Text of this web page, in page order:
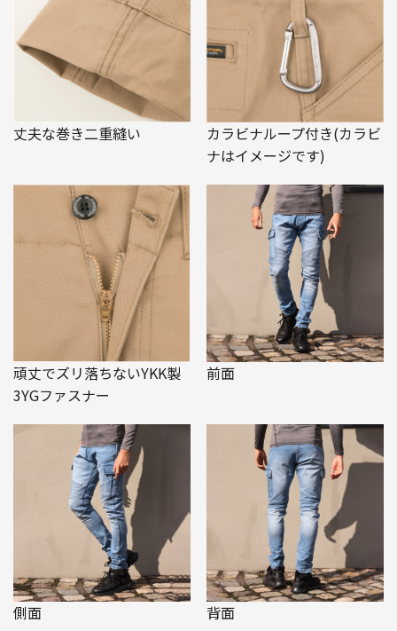
丈夫な巻き二重縫い
カラビナループ付き(カラビ
ナはイメージです)
頑丈でズリ落ちないYKK製
3YGファスナー
前面
側面 背面